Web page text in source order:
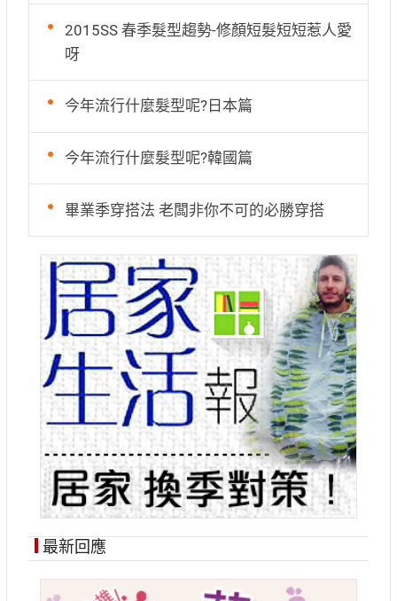
2015SS 春季髮型趨勢-修顏短髮短短惹人愛
呀
今年流行什麼髮型呢?日本篇
今年流行什麼髮型呢?韓國篇
畢業季穿搭法 老闆非你不可的必勝穿搭
最新回應